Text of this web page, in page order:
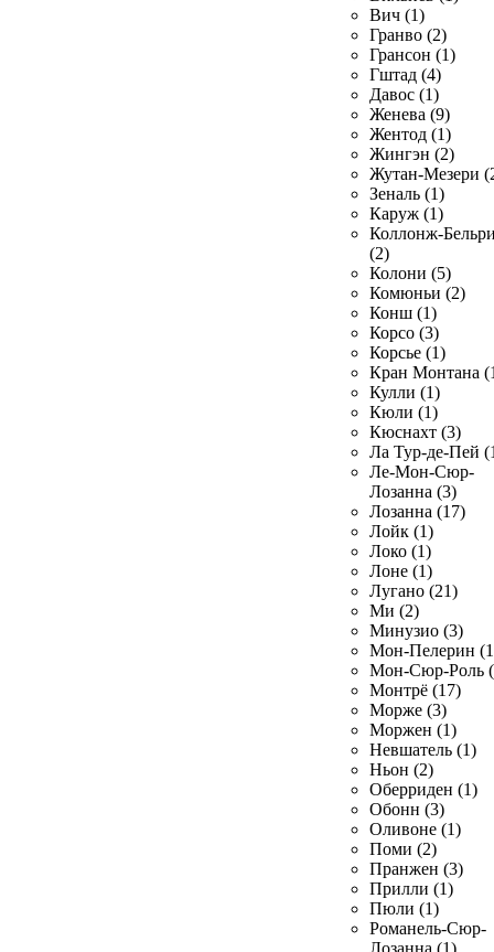
Вич (1)
Гранво (2)
Грансон (1)
Гштад (4)
Давос (1)
Женева (9)
Жентод (1)
Жингэн (2)
Жутан-Мезери
Зеналь (1)
Каруж (1)
Коллонж-
(2)
Колони (5)
Комюньи (2)
Конш (1)
Корсо (3)
Корсье (1)
Кран Монтана
Кулли (1)
Кюли (1)
Кюснахт (3)
Ла Тур-де-Пей
Ле-Мон-Сюр-
Лозанна (3)
Лозанна (17)
Лойк (1)
Локо (1)
Лоне (1)
Лугано (21)
Ми (2)
Минузио (3)
Мон-Пелерин
Мон-Сюр-Роль
Монтрё (17)
Морже (3)
Моржен (1)
Невшатель (1)
Ньон (2)
Оберриден (1)
Обонн (3)
Оливоне (1)
Поми (2)
Пранжен (3)
Прилли (1)
Пюли (1)
Романель-Сюр-
Лозанна (1)